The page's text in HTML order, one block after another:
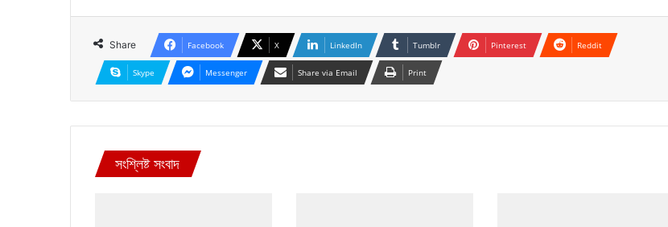
Share Facebook X LinkedIn Tumblr Pinterest Reddit
Skype Messenger Share via Email Print
সংশ্লিষ্ট সংবাদ